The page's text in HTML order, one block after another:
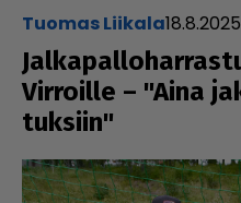
Tuomas Liikala
Virroille ­– "Aina
tuk­siin"